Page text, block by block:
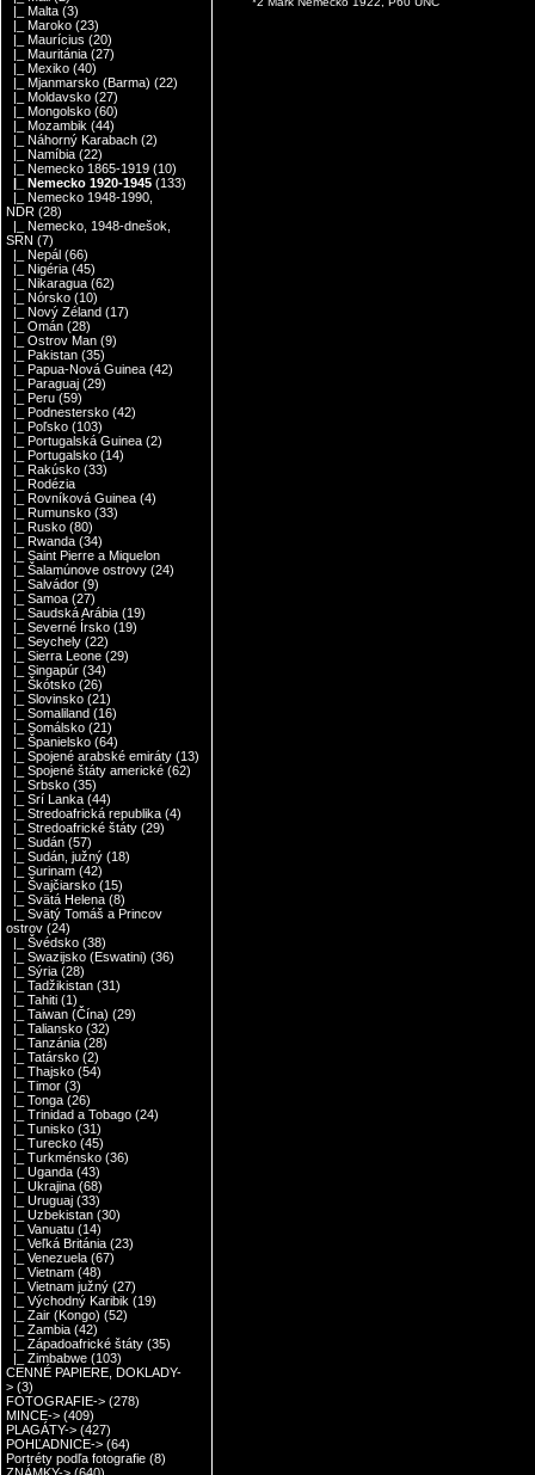
|_ Malta (3)
|_ Maroko (23)
|_ Maurícius (20)
|_ Mauritánia (27)
|_ Mexiko (40)
|_ Mjanmarsko (Barma) (22)
|_ Moldavsko (27)
|_ Mongolsko (60)
|_ Mozambik (44)
|_ Náhorný Karabach (2)
|_ Namíbia (22)
|_ Nemecko 1865-1919 (10)
|_ Nemecko 1920-1945 (133)
|_ Nemecko 1948-1990,
NDR (28)
|_ Nemecko, 1948-dnešok,
SRN (7)
|_ Nepál (66)
|_ Nigéria (45)
|_ Nikaragua (62)
|_ Nórsko (10)
|_ Nový Zéland (17)
|_ Omán (28)
|_ Ostrov Man (9)
|_ Pakistan (35)
|_ Papua-Nová Guinea (42)
|_ Paraguaj (29)
|_ Peru (59)
|_ Podnestersko (42)
|_ Poľsko (103)
|_ Portugalská Guinea (2)
|_ Portugalsko (14)
|_ Rakúsko (33)
|_ Rodézia
|_ Rovníková Guinea (4)
|_ Rumunsko (33)
|_ Rusko (80)
|_ Rwanda (34)
|_ Saint Pierre a Miquelon
|_ Šalamúnove ostrovy (24)
|_ Salvádor (9)
|_ Samoa (27)
|_ Saudská Arábia (19)
|_ Severné Írsko (19)
|_ Seychely (22)
|_ Sierra Leone (29)
|_ Singapúr (34)
|_ Škótsko (26)
|_ Slovinsko (21)
|_ Somaliland (16)
|_ Somálsko (21)
|_ Španielsko (64)
|_ Spojené arabské emiráty (13)
|_ Spojené štáty americké (62)
|_ Srbsko (35)
|_ Srí Lanka (44)
|_ Stredoafrická republika (4)
|_ Stredoafrické štáty (29)
|_ Sudán (57)
|_ Sudán, južný (18)
|_ Surinam (42)
|_ Švajčiarsko (15)
|_ Svätá Helena (8)
|_ Svätý Tomáš a Princov
ostrov (24)
|_ Švédsko (38)
|_ Swazijsko (Eswatini) (36)
|_ Sýria (28)
|_ Tadžikistan (31)
|_ Tahiti (1)
|_ Taiwan (Čína) (29)
|_ Taliansko (32)
|_ Tanzánia (28)
|_ Tatársko (2)
|_ Thajsko (54)
|_ Timor (3)
|_ Tonga (26)
|_ Trinidad a Tobago (24)
|_ Tunisko (31)
|_ Turecko (45)
|_ Turkménsko (36)
|_ Uganda (43)
|_ Ukrajina (68)
|_ Uruguaj (33)
|_ Uzbekistan (30)
|_ Vanuatu (14)
|_ Veľká Británia (23)
|_ Venezuela (67)
|_ Vietnam (48)
|_ Vietnam južný (27)
|_ Východný Karibik (19)
|_ Zair (Kongo) (52)
|_ Zambia (42)
|_ Západoafrické štáty (35)
|_ Zimbabwe (103)
CENNÉ PAPIERE, DOKLADY-
> (3)
FOTOGRAFIE-> (278)
MINCE-> (409)
PLAGÁTY-> (427)
POHĽADNICE-> (64)
Portréty podľa fotografie (8)